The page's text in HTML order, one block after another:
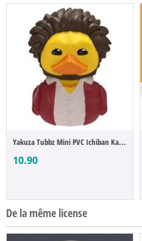
Yakuza Tubbz Mini PVC Ichiban Kasuga 5 cm
10.90
De la même license